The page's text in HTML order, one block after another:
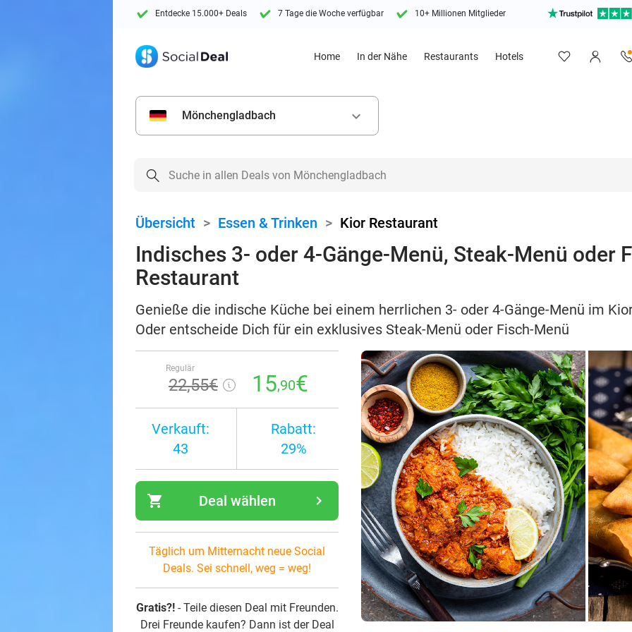
Entdecke 15.000+ Deals 7 Tage die Woche verfügbar 10+ Millionen Mitglieder
Home In der Nähe Restaurants Hotels
Mönchengladbach keyboard_arrow_down
Übersicht > Essen & Trinken > Kior Restaurant
Indisches 3- oder 4-Gänge-Menü, Steak-Menü oder
Restaurant
Genieße die indische Küche bei einem herrlichen 3- oder 4-Gänge-Menü im
Oder entscheide Dich für ein exklusives Steak-Menü oder Fisch-Menü
Regulär
22,55€ 15,90€
Verkauft:
43
Rabatt:
29%
shopping_cart navigate_next
Deal wählen
Täglich um Mitternacht neue Social
Deals. Sei schnell, weg = weg!
Gratis?!- Teile diesen Deal mit Freunden.
Drei Freunde kaufen? Dann ist der Deal